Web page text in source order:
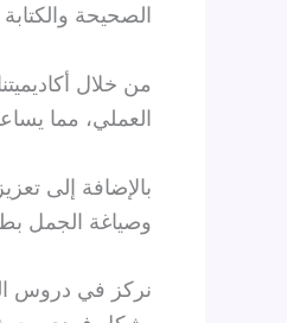
الصحيحة
من خلال
العملي، مما
بالإضافة إلى
وصياغة الجمل
نركز في دروس